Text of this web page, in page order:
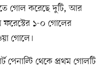
গোল করেছে দুটি, আর
ফরেস্টের ১-০ গোলের
গোলে।
পেনাল্টি থেকে প্রথম গোলটি